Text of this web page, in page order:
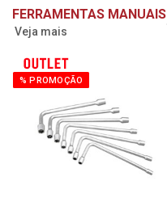
FERRAMENTAS MANUAIS
Veja mais
% PROMOÇÃO